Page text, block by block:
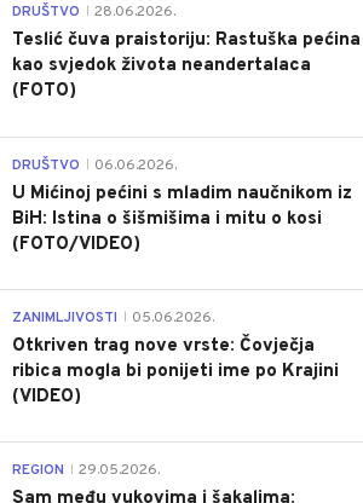
DRUŠTVO 28.06.2026.
Teslić čuva praistoriju: Rastuška pećina
kao svjedok života neandertalaca
(FOTO)
DRUŠTVO 06.06.2026.
U Mićinoj pećini s mladim naučnikom iz
BiH: Istina o šišmišima i mitu o kosi
(FOTO/VIDEO)
ZANIMLJIVOSTI 05.06.2026.
Otkriven trag nove vrste: Čovječja
ribica mogla bi ponijeti ime po Krajini
(VIDEO)
REGION 29.05.2026.